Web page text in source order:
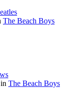
The Beach Boys
The Beach Boys